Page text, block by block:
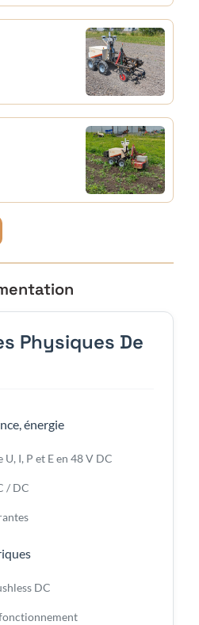
Physiques De
énergie
I, P et E en 48 V DC
/ DC
DC